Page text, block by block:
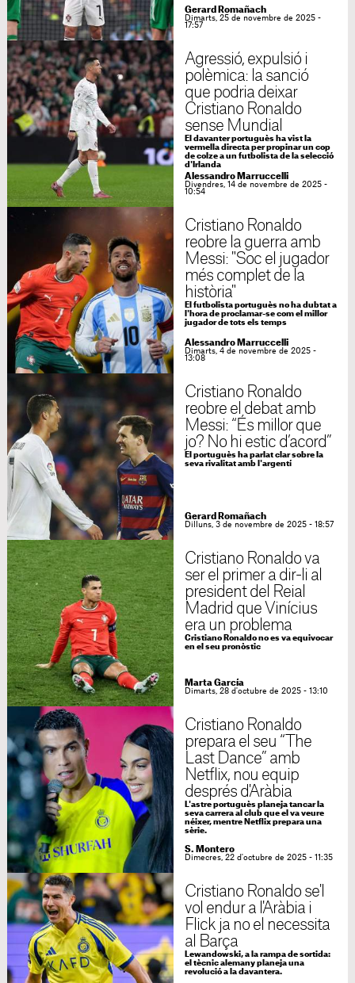
Gerard Romañach
Dimarts, 25 de novembre de 2025 -
17:57
Agressió, expulsió i
polèmica: la sanció
que podria deixar
Cristiano Ronaldo
sense Mundial
El davanter portuguès ha vist la
vermella directa per propinar un cop
de colze a un futbolista de la selecció
d'Irlanda
Alessandro Marruccelli
Divendres, 14 de novembre de 2025 -
10:54
Cristiano Ronaldo
reobre la guerra amb
Messi: "Soc el jugador
més complet de la
història"
El futbolista portuguès no ha dubtat a
l'hora de proclamar-se com el millor
jugador de tots els temps
Alessandro Marruccelli
Dimarts, 4 de novembre de 2025 -
13:08
Cristiano Ronaldo
reobre el debat amb
Messi: “És millor que
jo? No hi estic d’acord”
El portuguès ha parlat clar sobre la
seva rivalitat amb l'argentí
Gerard Romañach
Dilluns, 3 de novembre de 2025 - 18:57
Cristiano Ronaldo va
ser el primer a dir-li al
president del Reial
Madrid que Vinícius
era un problema
Cristiano Ronaldo no es va equivocar
en el seu pronòstic
Marta García
Dimarts, 28 d'octubre de 2025 - 13:10
Cristiano Ronaldo
prepara el seu “The
Last Dance” amb
Netflix, nou equip
després d'Aràbia
L'astre portuguès planeja tancar la
seva carrera al club que el va veure
néixer, mentre Netflix prepara una
sèrie.
S. Montero
Dimecres, 22 d'octubre de 2025 - 11:35
Cristiano Ronaldo se'l
vol endur a l'Aràbia i
Flick ja no el necessita
al Barça
Lewandowski, a la rampa de sortida:
el tècnic alemany planeja una
revolució a la davantera.